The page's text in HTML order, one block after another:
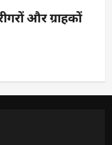
और ग्राहकों